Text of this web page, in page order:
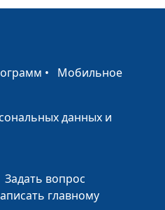
Уткина, Андрей
#101
• Мобильное
данных и
Задать вопрос
главному